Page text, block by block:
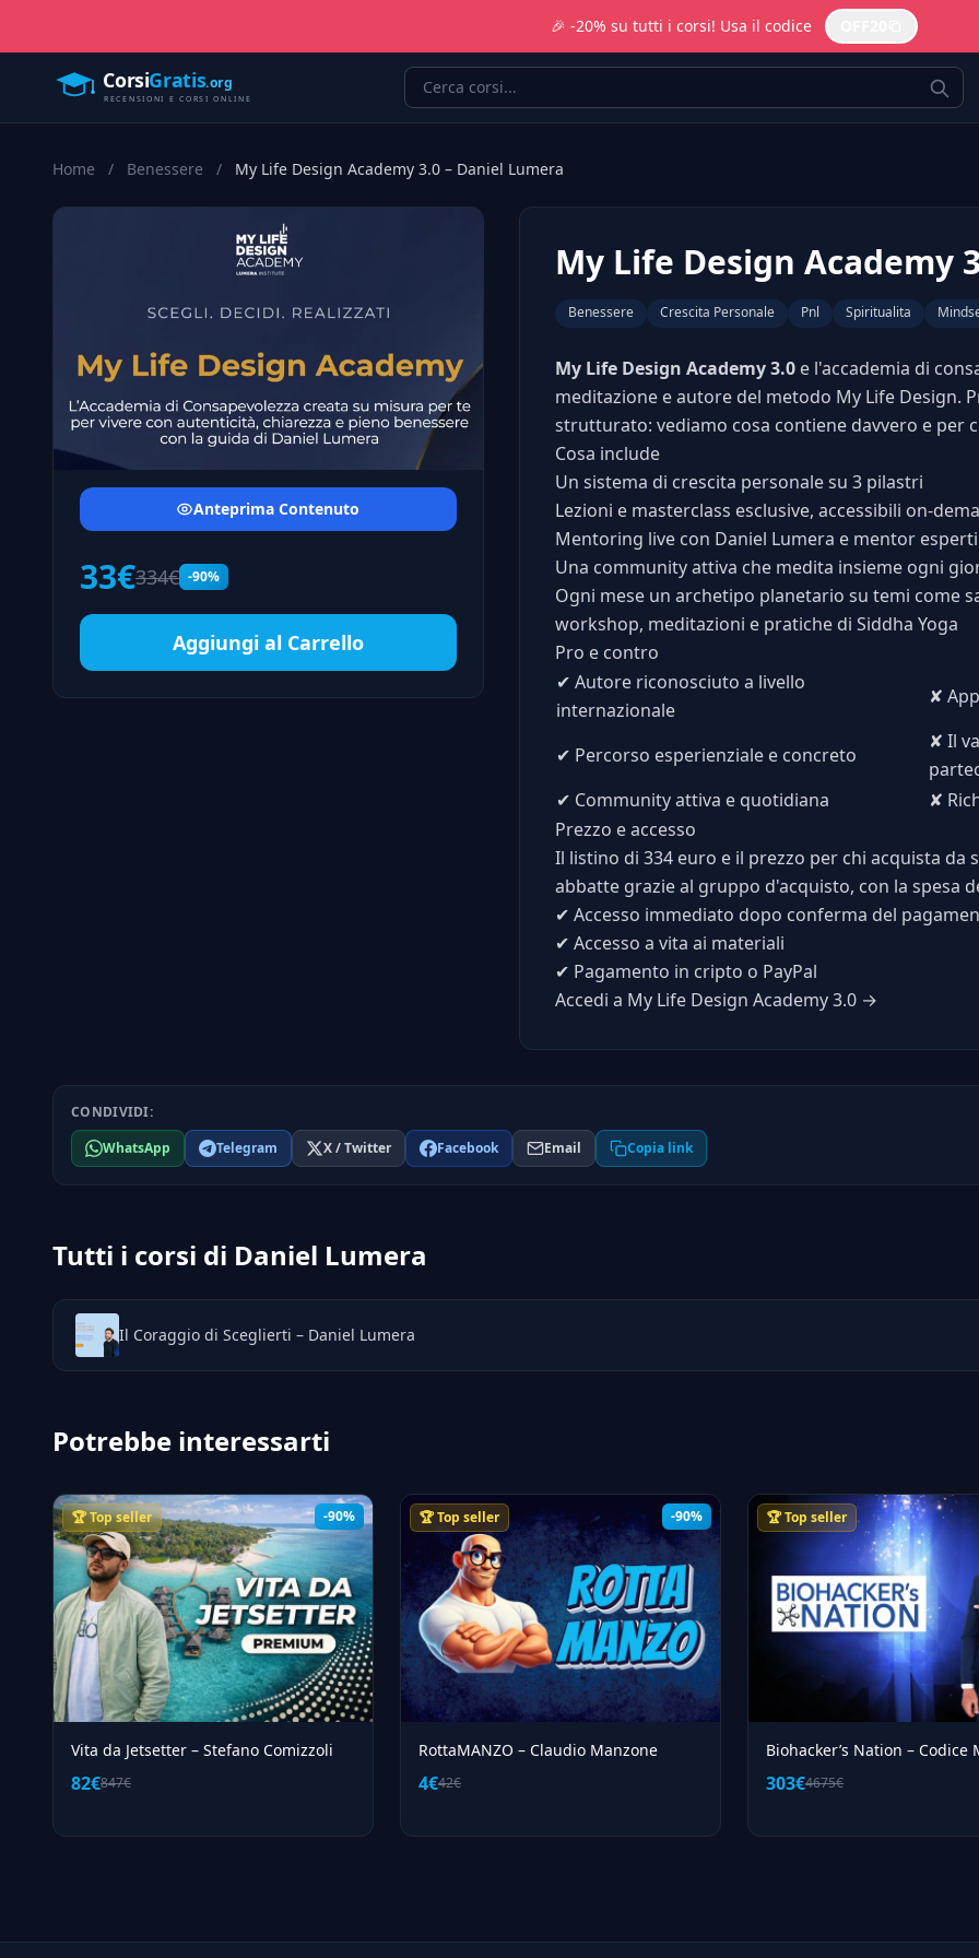
🎉 -20% su tutti i corsi! Usa il codice
Home / Benessere / My Life Design Academy 3.0 – Daniel Lumera
Anteprima Contenuto
33€334€ -90%
Aggiungi al Carrello
My Life Design Academy
Benessere Crescita Personale Pnl Spiritualita
My Life Design Academy 3.0e l'accademia di
meditazione e autore del metodo My Life Design.
strutturato: vediamo cosa contiene davvero e per
Cosa include
Un sistema di crescita personale su 3 pilastri
Lezioni e masterclass esclusive, accessibili on-
Mentoring live con Daniel Lumera e mentor esperti
Una community attiva che medita insieme ogni
Ogni mese un archetipo planetario su temi come
workshop, meditazioni e pratiche di Siddha Yoga
Pro e contro
✔ Autore riconosciuto a livello
internazionale
✘
✔ Percorso esperienziale e concreto
✘ Il
✔ Community attiva e quotidiana ✘
Prezzo e accesso
Il listino di 334 euro e il prezzo per chi acquista
abbatte grazie al gruppo d'acquisto, con la spesa
✔ Accesso immediato dopo conferma del
✔ Accesso a vita ai materiali
✔ Pagamento in cripto o PayPal
Accedi a My Life Design Academy 3.0 →
CONDIVIDI:
WhatsApp
Telegram X / Twitter Facebook Email Copia link
Tutti i corsi di Daniel Lumera
Il Coraggio di Sceglierti – Daniel Lumera
Potrebbe interessarti
-90%
🏆 Top seller
Vita da Jetsetter – Stefano Comizzoli
82€847€
-90%
🏆 Top seller
RottaMANZO – Claudio Manzone
4€42€
🏆 Top seller
Biohacker’s Nation – Codice
303€4675€